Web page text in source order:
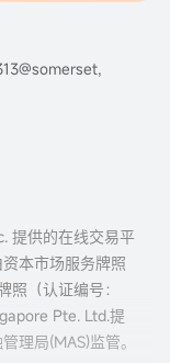
提供的在线交易平
本市场服务牌照
照（认证编号：
Pte. Ltd.提
理局(MAS)监管。